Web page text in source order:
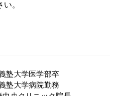
。
塾大学医学部卒
塾大学病院勤務